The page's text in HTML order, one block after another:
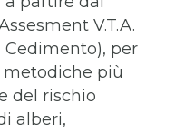
V.T.A.
Cedimento), per
metodiche più
del rischio
alberi,